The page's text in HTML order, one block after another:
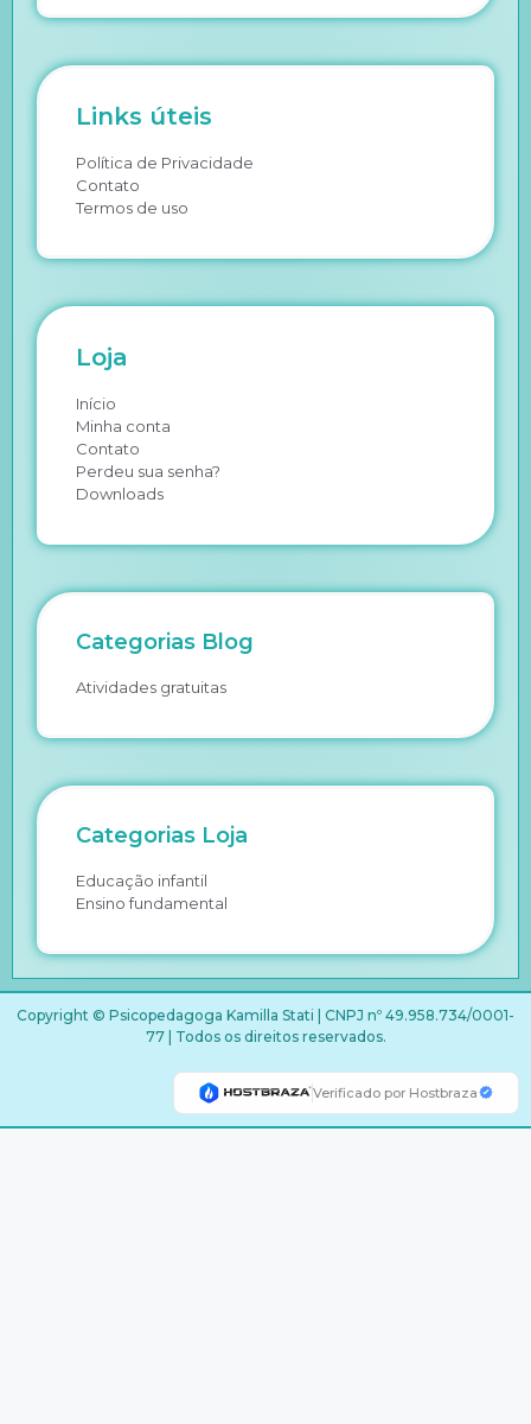
Links úteis
Política de Privacidade
Contato
Termos de uso
Loja
Início
Minha conta
Contato
Perdeu sua senha?
Downloads
Categorias Blog
Atividades gratuitas
Categorias Loja
Educação infantil
Ensino fundamental
Copyright © Psicopedagoga Kamilla Stati | CNPJ nº 49.958.734/0001-
77 | Todos os direitos reservados.